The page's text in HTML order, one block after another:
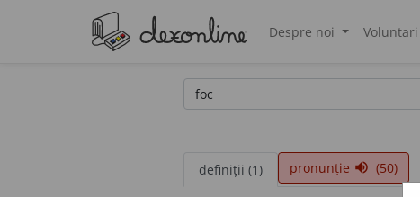
Despre noi Voluntari
definiții (1) pronunție volume_up (50)